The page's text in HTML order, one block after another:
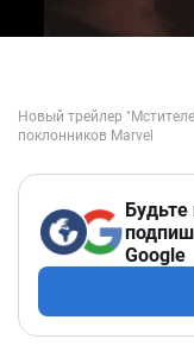
Google